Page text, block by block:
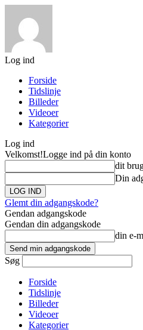
Log ind
Forside
Tidslinje
Billeder
Videoer
Kategorier
Log ind
Velkomst!Logge ind på din konto
dit
Din
Glemt din adgangskode?
Gendan adgangskode
Gendan din adgangskode
din e-
Søg
Forside
Tidslinje
Billeder
Videoer
Kategorier